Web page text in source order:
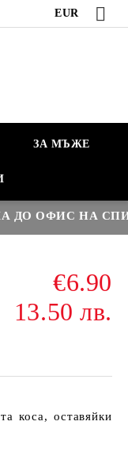
EUR
ЗА МЪЖЕ
ОФИС НА СПИДИ
€6.90
13.50 лв.
коса, оставяйки